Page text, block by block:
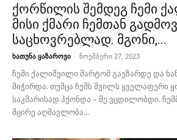
ქორწილის შემდეგ ჩემი
მისი ქმარი ჩემთან
საცხოვრებლად. მგონი,...
ხათუნა ყაზაროვი - ნოემბერი 27, 2023
ჩემი ქალიშვილი მარტომ გავზარდე და
მიჭირდა. თუმცა ჩემს შვილს ყველაფერი
საკმარისად ჰქონდა – მე ვცდილობდი.
მცირე აღმავლობა...